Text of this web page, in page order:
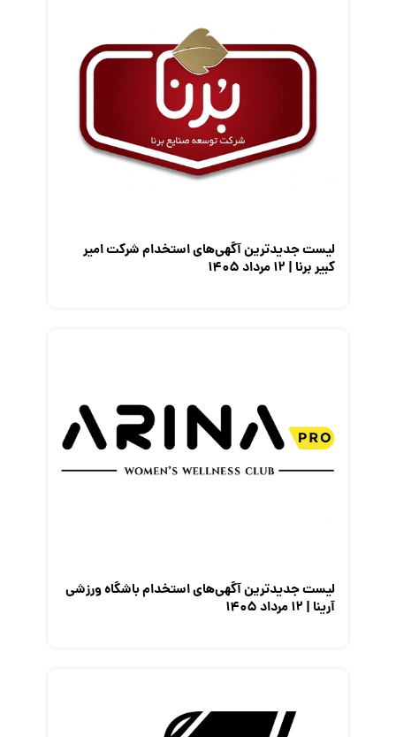
گزارش‌های آماری
معرفی متخصصان منابع انسانی
لیست جدیدترین آگهی‌های استخدام شرکت امیر
کبیر برنا | ۱۲ مرداد ۱۴۰۵
لیست جدیدترین آگهی‌های استخدام باشگاه ورزشی
آرینا | ۱۲ مرداد ۱۴۰۵